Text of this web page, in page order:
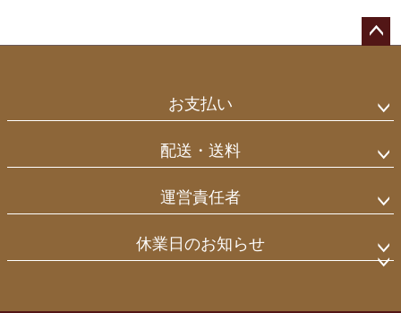
お支払い
配送・送料
運営責任者
休業日のお知らせ